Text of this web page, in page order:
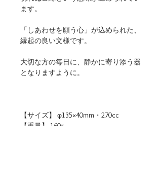
ます。
「しあわせを願う心」が込められた、
縁起の良い文様です。
大切な方の毎日に、静かに寄り添う器
となりますように。
【サイズ】 φ135×40mm・270cc
【重量】 160g